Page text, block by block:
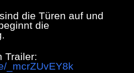
die Türen auf und
die
Trailer:
_mcrZUvEY8k